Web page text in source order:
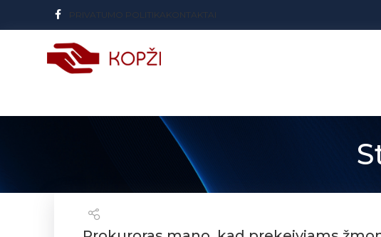
PRIVATUMO POLITIKA KONTAKTAI